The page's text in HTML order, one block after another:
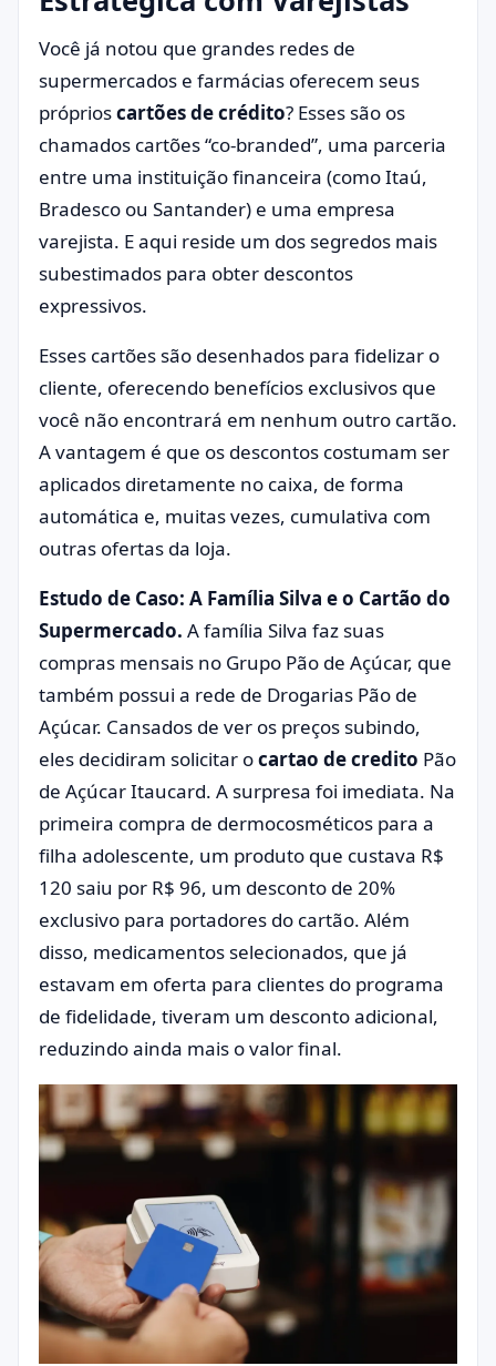
Você já notou que grandes redes de
supermercados e farmácias oferecem seus
próprioscartões de crédito? Esses são os
chamados cartões “co-branded”, uma parceria
entre uma instituição financeira (como Itaú,
Bradesco ou Santander) e uma empresa
varejista. E aqui reside um dos segredos mais
subestimados para obter descontos
expressivos.
Esses cartões são desenhados para fidelizar o
cliente, oferecendo benefícios exclusivos que
você não encontrará em nenhum outro cartão.
A vantagem é que os descontos costumam ser
aplicados diretamente no caixa, de forma
automática e, muitas vezes, cumulativa com
outras ofertas da loja.
Estudo de Caso: A Família Silva e o Cartão do
Supermercado. A família Silva faz suas
compras mensais no Grupo Pão de Açúcar, que
também possui a rede de Drogarias Pão de
Açúcar. Cansados de ver os preços subindo,
eles decidiram solicitar ocartao de credito Pão
de Açúcar Itaucard. A surpresa foi imediata. Na
primeira compra de dermocosméticos para a
filha adolescente, um produto que custava R$
120 saiu por R$ 96, um desconto de 20%
exclusivo para portadores do cartão. Além
disso, medicamentos selecionados, que já
estavam em oferta para clientes do programa
de fidelidade, tiveram um desconto adicional,
reduzindo ainda mais o valor final.